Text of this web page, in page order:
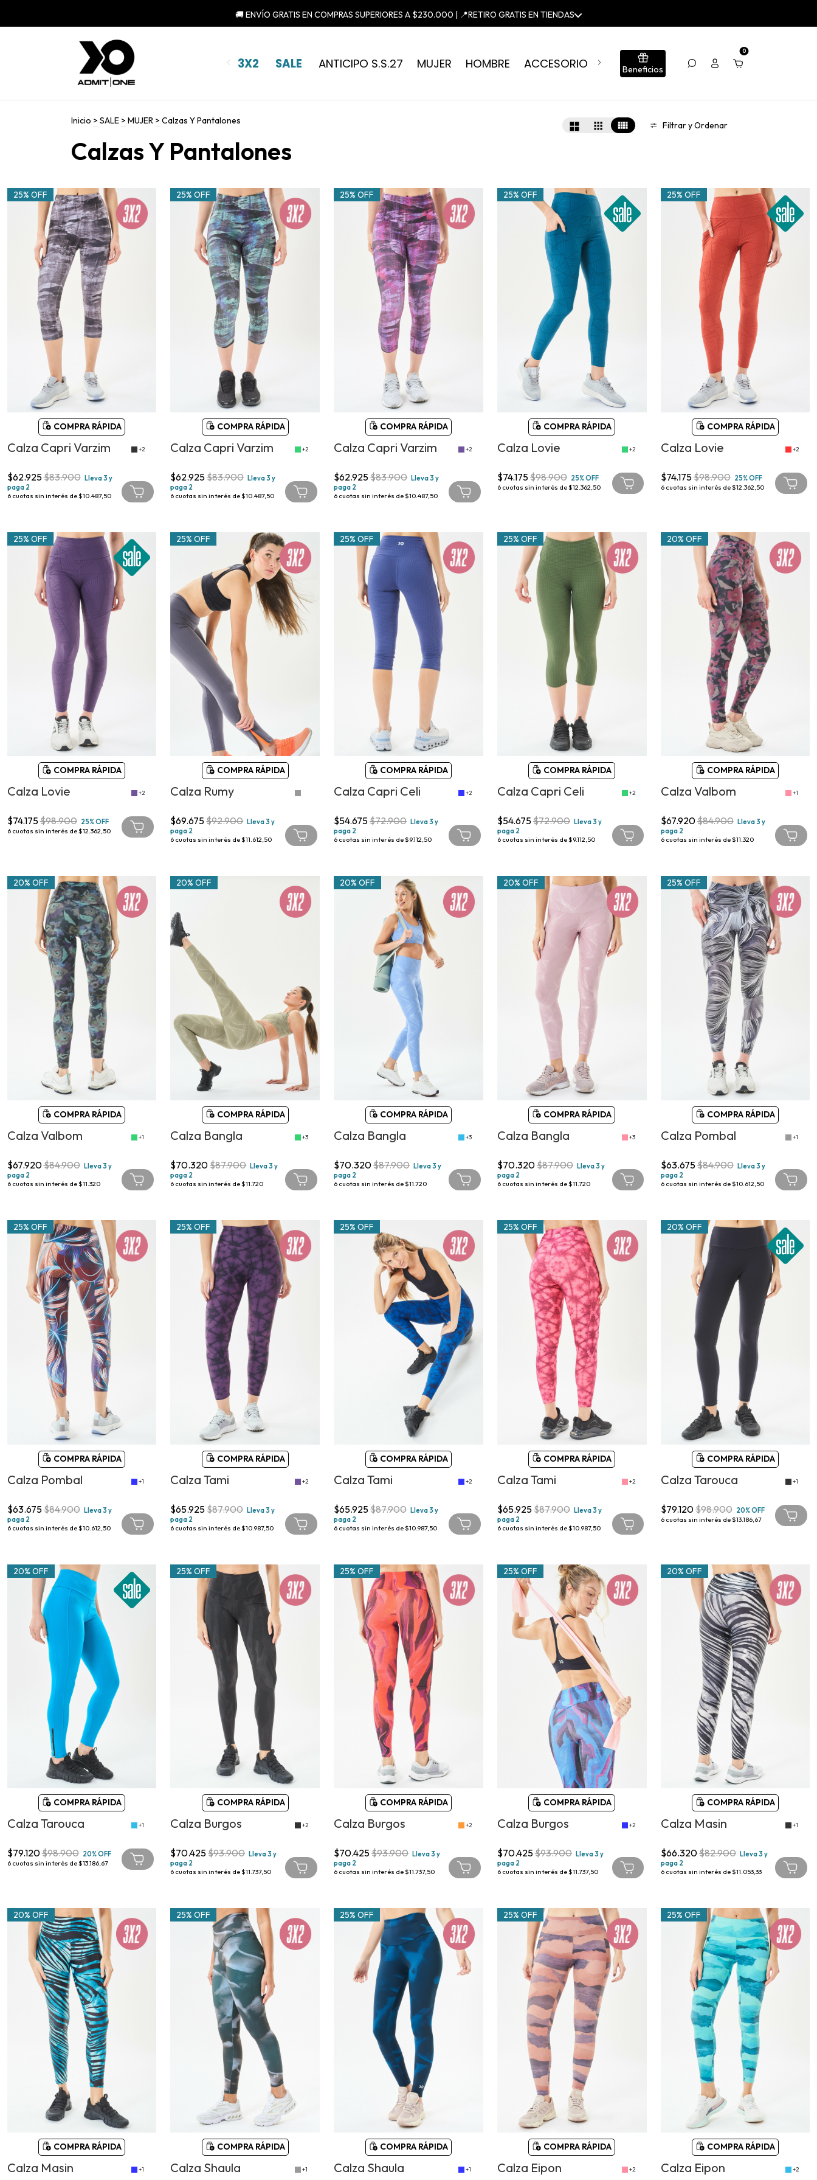
GIFTCARDS ONLINE | PROGRAMA DE PUNTOS
3X2 SALE ANTICIPO S.S.27 MUJER HOMBRE ACCESORIOS BLOG CONJUNTOS SUMÁ TU LOCAL
Beneficios
0
Inicio > SALE > MUJER > Calzas Y Pantalones Filtrar y Ordenar
Calzas Y Pantalones
25% OFF
COMPRA RÁPIDA
Calza Capri Varzim +2
$62.925$83.900 Lleva 3 y
paga 2
6 cuotas sin interés de$10.487,50
25% OFF
COMPRA RÁPIDA
Calza Capri Varzim +2
$62.925$83.900 Lleva 3 y
paga 2
6 cuotas sin interés de$10.487,50
25% OFF
COMPRA RÁPIDA
Calza Capri Varzim +2
$62.925$83.900 Lleva 3 y
paga 2
6 cuotas sin interés de$10.487,50
25% OFF
COMPRA RÁPIDA
Calza Lovie +2
$74.175$98.900 25% OFF
6 cuotas sin interés de$12.362,50
25% OFF
COMPRA RÁPIDA
Calza Lovie +2
$74.175$98.900 25% OFF
6 cuotas sin interés de$12.362,50
25% OFF
COMPRA RÁPIDA
Calza Lovie +2
$74.175$98.900 25% OFF
6 cuotas sin interés de$12.362,50
25% OFF
COMPRA RÁPIDA
Calza Rumy
$69.675$92.900 Lleva 3 y
paga 2
6 cuotas sin interés de$11.612,50
25% OFF
COMPRA RÁPIDA
Calza Capri Celi +2
$54.675$72.900 Lleva 3 y
paga 2
6 cuotas sin interés de$9.112,50
25% OFF
COMPRA RÁPIDA
Calza Capri Celi +2
$54.675$72.900 Lleva 3 y
paga 2
6 cuotas sin interés de$9.112,50
20% OFF
COMPRA RÁPIDA
Calza Valbom +1
$67.920$84.900 Lleva 3 y
paga 2
6 cuotas sin interés de$11.320
20% OFF
COMPRA RÁPIDA
Calza Valbom +1
$67.920$84.900
Lleva 3 y
paga 2
6 cuotas sin interés de$11.320
20% OFF
COMPRA RÁPIDA
Calza Bangla +3
$70.320$87.900 Lleva 3 y
paga 2
6 cuotas sin interés de$11.720
20% OFF
COMPRA RÁPIDA
Calza Bangla +3
$70.320$87.900 Lleva 3 y
paga 2
6 cuotas sin interés de$11.720
20% OFF
COMPRA RÁPIDA
Calza Bangla +3
$70.320$87.900 Lleva 3 y
paga 2
6 cuotas sin interés de$11.720
25% OFF
COMPRA RÁPIDA
Calza Pombal +1
$63.675$84.900 Lleva 3 y
paga 2
6 cuotas sin interés de$10.612,50
25% OFF
COMPRA RÁPIDA
Calza Pombal +1
$63.675$84.900 Lleva 3 y
paga 2
6 cuotas sin interés de$10.612,50
25% OFF
COMPRA RÁPIDA
Calza Tami +2
$65.925$87.900 Lleva 3 y
paga 2
6 cuotas sin interés de$10.987,50
25% OFF
COMPRA RÁPIDA
Calza Tami +2
$65.925$87.900 Lleva 3 y
paga 2
6 cuotas sin interés de$10.987,50
25% OFF
COMPRA RÁPIDA
Calza Tami +2
$65.925$87.900 Lleva 3 y
paga 2
6 cuotas sin interés de$10.987,50
20% OFF
COMPRA RÁPIDA
Calza Tarouca +1
$79.120$98.900 20% OFF
6 cuotas sin interés de$13.186,67
20% OFF
COMPRA RÁPIDA
Calza Tarouca +1
$79.120$98.900 20% OFF
6 cuotas sin interés de$13.186,67
25% OFF
COMPRA RÁPIDA
Calza Burgos +2
$70.425$93.900 Lleva 3 y
paga 2
6 cuotas sin interés de$11.737,50
25% OFF
COMPRA RÁPIDA
Calza Burgos +2
$70.425$93.900 Lleva 3 y
paga 2
6 cuotas sin interés de$11.737,50
25% OFF
COMPRA RÁPIDA
Calza Burgos +2
$70.425$93.900 Lleva 3 y
paga 2
6 cuotas sin interés de$11.737,50
20% OFF
COMPRA RÁPIDA
Calza Masin +1
$66.320$82.900 Lleva 3 y
paga 2
6 cuotas sin interés de$11.053,33
20% OFF
COMPRA RÁPIDA
Calza Masin +1
25% OFF
COMPRA RÁPIDA
Calza Shaula +1
25% OFF
COMPRA RÁPIDA
Calza Shaula +1
25% OFF
COMPRA RÁPIDA
Calza Eipon +2
25% OFF
COMPRA RÁPIDA
Calza Eipon +2